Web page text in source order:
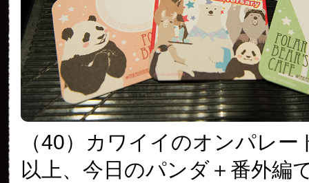
（40）カワイイのオンパレー
以上、今日のパンダ＋番外編